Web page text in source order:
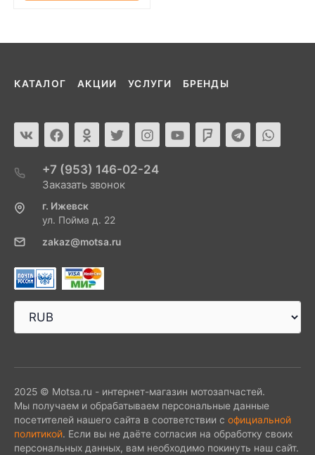
КАТАЛОГ АКЦИИ УСЛУГИ БРЕНДЫ
+7 (953) 146-02-24
Заказать звонок
г. Ижевск
ул. Пойма д. 22
zakaz@motsa.ru
2025 © Motsa.ru - интернет-магазин мотозапчастей.
Мы получаем и обрабатываем персональные данные
посетителей нашего сайта в соответствии с официальной
политикой. Если вы не даёте согласия на обработку своих
персональных данных, вам необходимо покинуть наш сайт.